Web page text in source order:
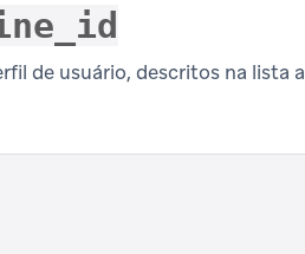
de usuário, descritos na lista a